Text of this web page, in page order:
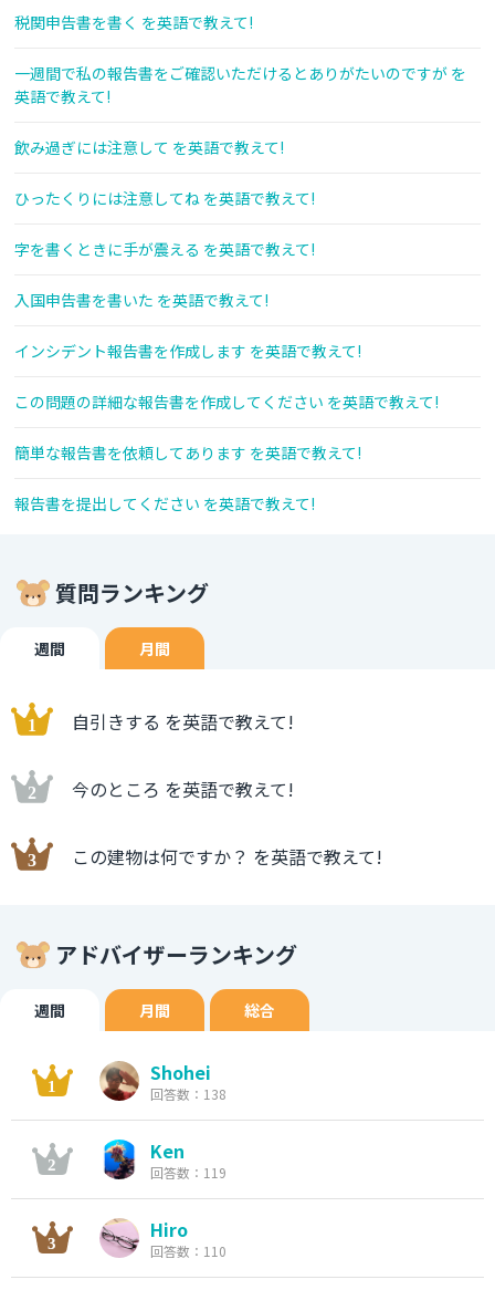
税関申告書を書く を英語で教えて!
一週間で私の報告書をご確認いただけるとありがたいのですが を
英語で教えて!
飲み過ぎには注意して を英語で教えて!
ひったくりには注意してね を英語で教えて!
字を書くときに手が震える を英語で教えて!
入国申告書を書いた を英語で教えて!
インシデント報告書を作成します を英語で教えて!
この問題の詳細な報告書を作成してください を英語で教えて!
簡単な報告書を依頼してあります を英語で教えて!
報告書を提出してください を英語で教えて!
質問ランキング
週間 月間
自引きする を英語で教えて!
今のところ を英語で教えて!
この建物は何ですか？ を英語で教えて!
アドバイザーランキング
週間 月間 総合
Shohei
回答数：138
Ken
回答数：119
Hiro
回答数：110